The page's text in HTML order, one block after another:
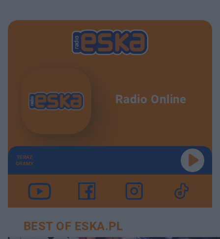
Radio Online
TERAZ
GRAMY
BEST OF ESKA.PL